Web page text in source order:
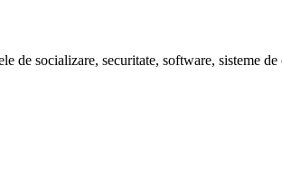
de socializare, securitate, software, sisteme